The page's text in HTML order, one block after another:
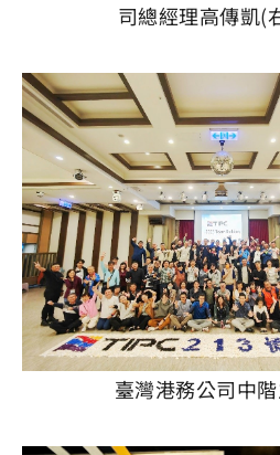
司總經理高傳凱(
臺灣港務公司中